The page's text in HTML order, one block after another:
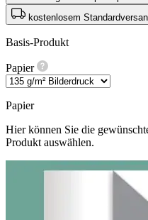
kostenlosem
Basis-Produkt
Papier
Papier
Hier können Sie die
Produkt auswählen.